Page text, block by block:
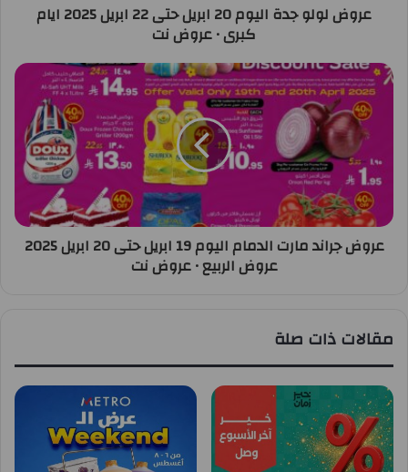
عروض لولو جدة اليوم 20 ابريل حتى 22 ابريل 2025 ايام
كبرى • عروض نت
عروض جراند مارت الدمام اليوم 19 ابريل حتى 20 ابريل 2025
عروض الربيع • عروض نت
مقالات ذات صلة